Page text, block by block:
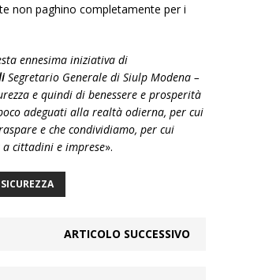
non paghino completamente per i
ennesima iniziativa di
Segretario Generale di Siulp Modena –
e quindi di benessere e prosperità
adeguati alla realtà odierna, per cui
e che condividiamo, per cui
cittadini e imprese».
SICUREZZA
ARTICOLO SUCCESSIVO